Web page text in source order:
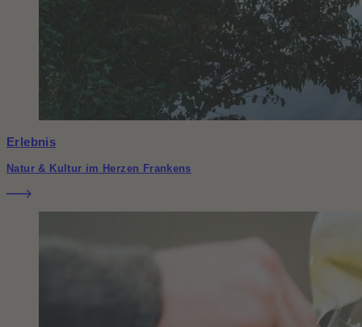
Erlebnis
Natur & Kultur im Herzen Frankens